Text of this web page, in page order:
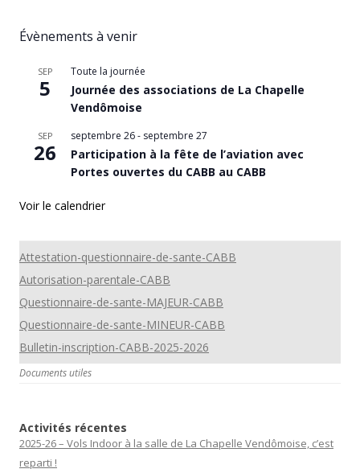
Évènements à venir
SEP
5
Toute la journée
Journée des associations de La Chapelle
Vendômoise
SEP
26
septembre 26- septembre 27
Participation à la fête de l’aviation avec
Portes ouvertes du CABB au CABB
Voir le calendrier
Attestation-questionnaire-de-sante-CABB
Autorisation-parentale-CABB
Questionnaire-de-sante-MAJEUR-CABB
Questionnaire-de-sante-MINEUR-CABB
Bulletin-inscription-CABB-2025-2026
Documents utiles
Activités récentes
2025-26 – Vols Indoor à la salle de La Chapelle Vendômoise, c’est
reparti !